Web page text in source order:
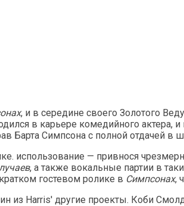
, и в середине своего Золотого
в карьере комедийного
Симпсона с полной отдачей в
использование — привнося
, а также вокальные партии в
гостевом ролике в Симпсонах,
из Harris' другие проекты. Коби